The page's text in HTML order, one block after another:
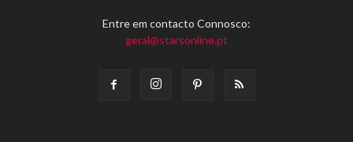
Entre em contacto Connosco:
geral@starsonline.pt